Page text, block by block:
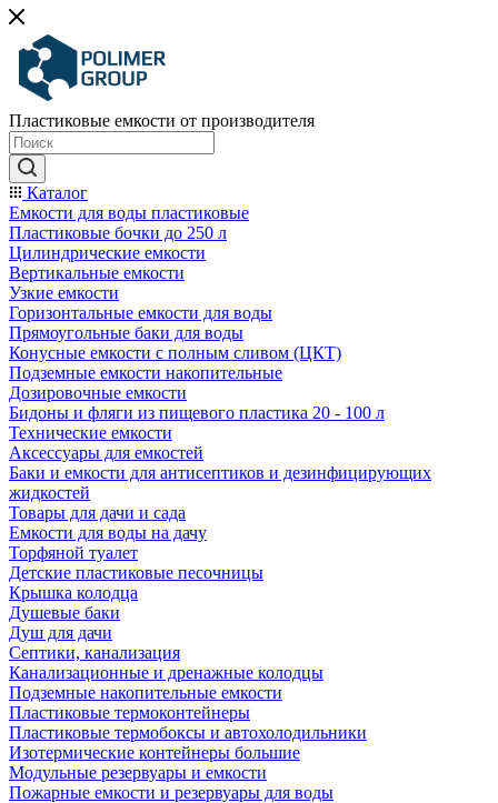
Пластиковые емкости от производителя
Каталог
Емкости для воды пластиковые
Пластиковые бочки до 250 л
Цилиндрические емкости
Вертикальные емкости
Узкие емкости
Горизонтальные емкости для воды
Прямоугольные баки для воды
Конусные емкости с полным сливом (ЦКТ)
Подземные емкости накопительные
Дозировочные емкости
Бидоны и фляги из пищевого пластика 20 - 100 л
Технические емкости
Аксессуары для емкостей
Баки и емкости для антисептиков и дезинфицирующих
жидкостей
Товары для дачи и сада
Емкости для воды на дачу
Торфяной туалет
Детские пластиковые песочницы
Крышка колодца
Душевые баки
Душ для дачи
Септики, канализация
Канализационные и дренажные колодцы
Подземные накопительные емкости
Пластиковые термоконтейнеры
Пластиковые термобоксы и автохолодильники
Изотермические контейнеры большие
Модульные резервуары и емкости
Пожарные емкости и резервуары для воды